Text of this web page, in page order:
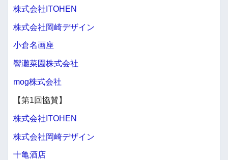
株式会社ITOHEN
株式会社岡崎デザイン
小倉名画座
響灘菜園株式会社
mog株式会社
【第1回協賛】
株式会社ITOHEN
株式会社岡崎デザイン
十亀酒店